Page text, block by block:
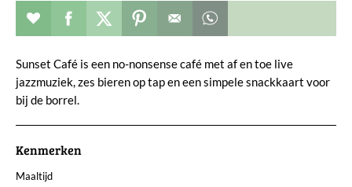
Restaurant toevoegen aan favorieten
Deel dit op facebook
Deel dit op twitter
Deel dit op pinterest
Sunset Café is een no-nonsense café met af en toe live
jazzmuziek, zes bieren op tap en een simpele snackkaart voor
bij de borrel.
Kenmerken
Maaltijd